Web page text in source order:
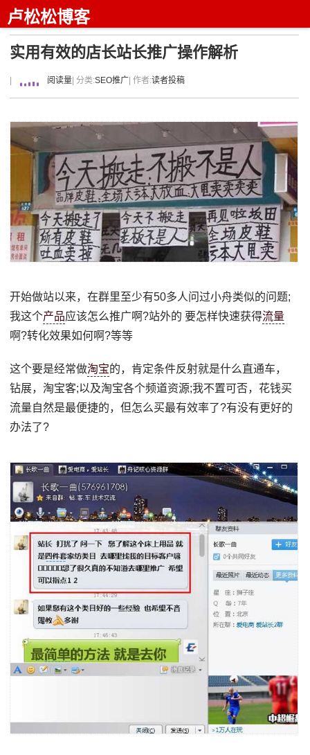
卢松松博客
实用有效的店长站长推广操作解析
阅读量 | 分类:SEO推广 | 作者:读者投稿
开始做站以来，在群里至少有50多人问过小舟类似的问题;
我这个产品应该怎么推广啊?站外的 要怎样快速获得流量
啊?转化效果如何啊?等等
这个要是经常做淘宝的，肯定条件反射就是什么直通车，
钻展，淘宝客;以及淘宝各个频道资源;我不置可否，花钱买
流量自然是最便捷的，但怎么买最有效率了?有没有更好的
办法了?